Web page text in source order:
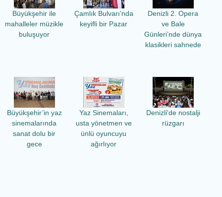
Büyükşehir ile
mahalleler müzikle
buluşuyor
Çamlık Bulvarı’nda
keyifli bir Pazar
Denizli 2. Opera
ve Bale
Günleri’nde dünya
klasikleri sahnede
Büyükşehir’in yaz
sinemalarında
sanat dolu bir
gece
Yaz Sinemaları,
usta yönetmen ve
ünlü oyuncuyu
ağırlıyor
Denizli'de nostalji
rüzgarı